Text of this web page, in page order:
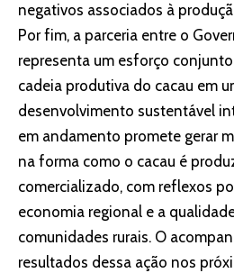
negativos associados à
Por fim, a parceria entre o
representa um esforço
cadeia produtiva do cacau em
desenvolvimento sustentável
em andamento promete gerar
na forma como o cacau é
comercializado, com reflexos
economia regional e a
comunidades rurais. O
resultados dessa ação nos